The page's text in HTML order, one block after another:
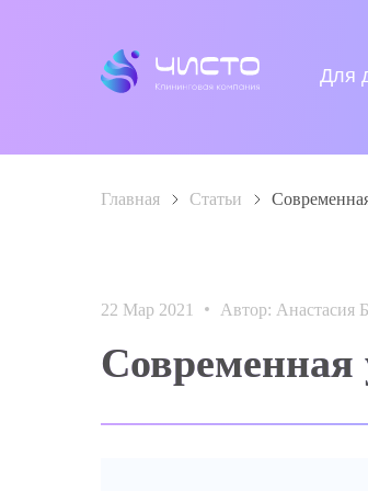
Для
Главная > Статьи >
22 Мар 2021 Автор: Анастасия
Современная